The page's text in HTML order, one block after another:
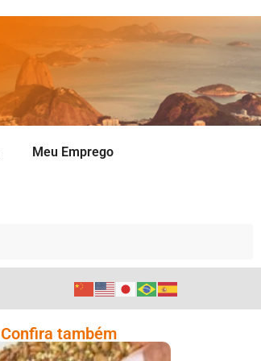
Meu Emprego
Confira também